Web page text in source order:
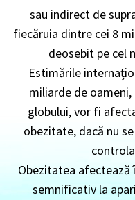
sau indirect de
fiecăruia dintre cei 8
deosebit pe cel
Estimările
miliarde de
globului, vor fi
obezitate, dacă nu
Obezitatea
semnificativ la